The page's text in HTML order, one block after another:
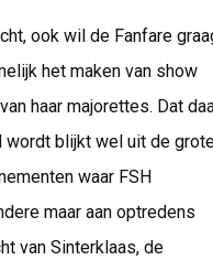
ook wil de Fanfare
het maken van show
haar majorettes. Dat
wordt blijkt wel uit de
waar FSH
maar aan optredens
van Sinterklaas, de